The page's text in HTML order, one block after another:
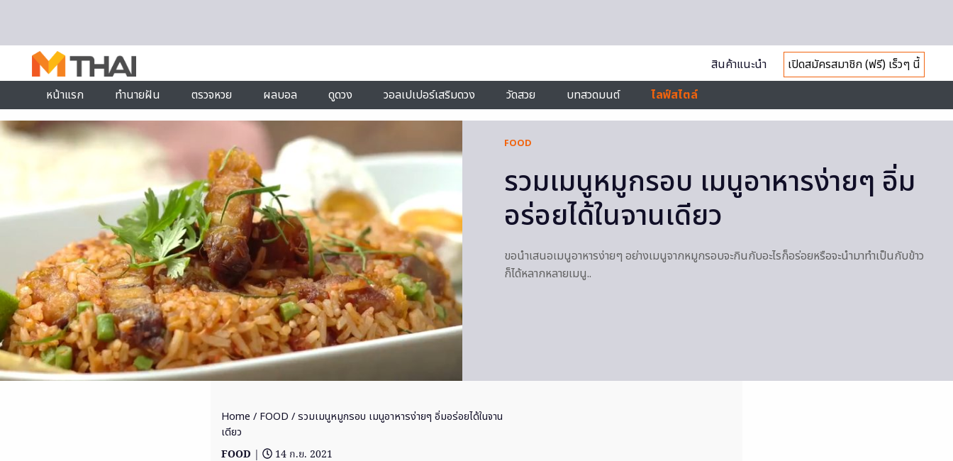
สินค้าแนะนำ
เปิดสมัครสมาชิก (ฟรี) เร็วๆ นี้
หน้าแรก
ทำนายฝัน ตรวจหวย ผลบอล ดูดวง วอลเปเปอร์เสริมดวง วัดสวย บทสวดมนต์ ไลฟ์สไตล์
FOOD
รวมเมนูหมูกรอบ เมนูอาหารง่ายๆ อิ่ม
อร่อยได้ในจานเดียว
ขอนำเสนอเมนูอาหารง่ายๆ อย่างเมนูจากหมูกรอบจะกินกับอะไรก็อร่อยหรือจะนำมาทำเป็นกับข้าว
ก็ได้หลากหลายเมนู..
Home / FOOD / รวมเมนูหมูกรอบ เมนูอาหารง่ายๆ อิ่มอร่อยได้ในจาน
เดียว
FOOD |
14 ก.ย. 2021